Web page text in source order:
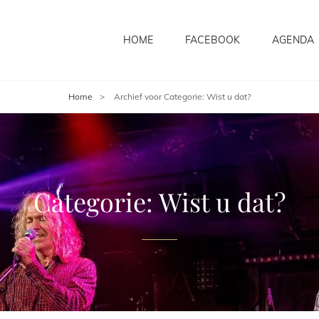
HOME FACEBOOK AGENDA
Home > Archief voorCategorie: Wist u dat?
Categorie:Wist u dat?